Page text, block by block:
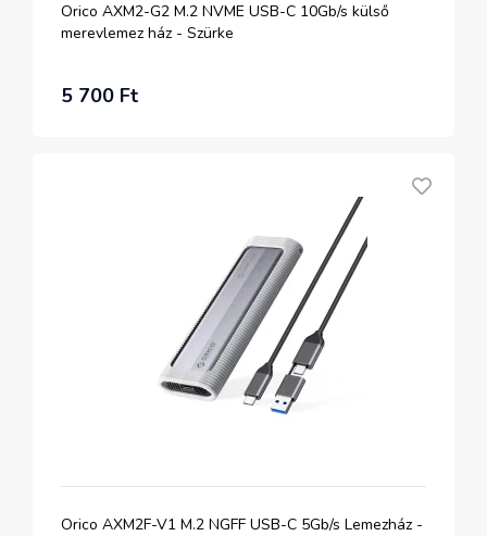
Orico AXM2-G2 M.2 NVME USB-C 10Gb/s külső
merevlemez ház - Szürke
5 700 Ft
Orico AXM2F-V1 M.2 NGFF USB-C 5Gb/s Lemezház -